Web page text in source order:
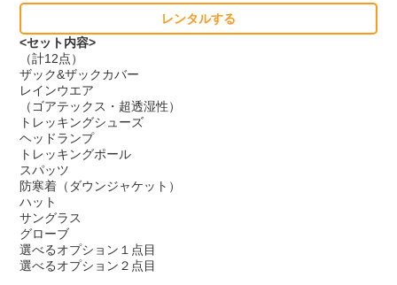
レンタルする
<セット内容>
（計12点）
ザック&ザックカバー
レインウエア
（ゴアテックス・超透湿性）
トレッキングシューズ
ヘッドランプ
トレッキングポール
スパッツ
防寒着（ダウンジャケット）
ハット
サングラス
グローブ
選べるオプション１点目
選べるオプション２点目